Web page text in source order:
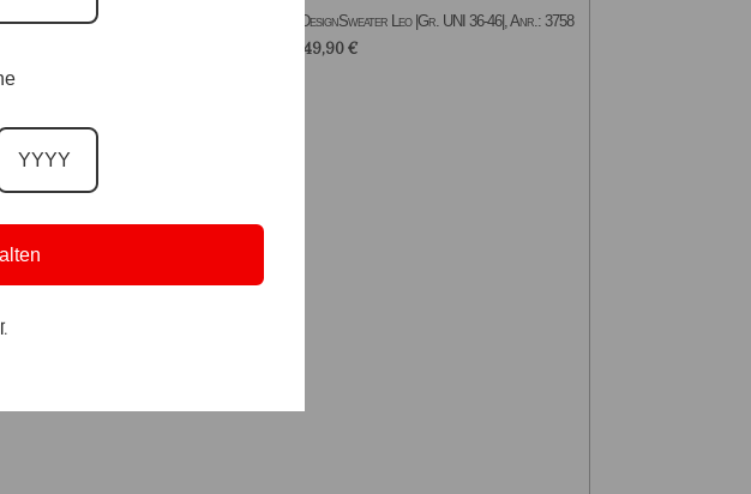
Leo Black |Gr. UNI 38-48|, Anr.:
DesignSweater Leo |Gr. UNI 36-46|, Anr.: 3758
49,90€